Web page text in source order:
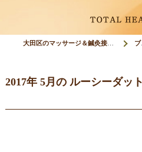
大田区のマッサージ＆鍼灸接骨院オリーブ(Olive) ブログ
2017年 5月の ルーシーダッ